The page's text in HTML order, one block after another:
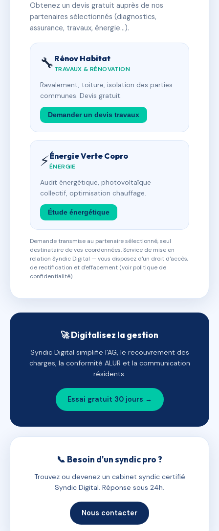
Obtenez un devis gratuit auprès de nos
partenaires sélectionnés (diagnostics,
assurance, travaux, énergie…).
🔧 Rénov Habitat
TRAVAUX & RÉNOVATION
Ravalement, toiture, isolation des parties
communes. Devis gratuit.
Demander un devis travaux
⚡Énergie Verte Copro
ÉNERGIE
Audit énergétique, photovoltaïque
collectif, optimisation chauffage.
Étude énergétique
Demande transmise au partenaire sélectionné, seul
destinataire de vos coordonnées. Service de mise en
relation Syndic Digital — vous disposez d'un droit d'accès,
de rectification et d'effacement (voir politique de
confidentialité).
🚀 Digitalisez la gestion
Syndic Digital simplifie l'AG, le recouvrement des
charges, la conformité ALUR et la communication
résidents.
Essai gratuit 30 jours →
📞 Besoin d'un syndic pro ?
Trouvez ou devenez un cabinet syndic certifié
Syndic Digital. Réponse sous 24h.
Nous contacter